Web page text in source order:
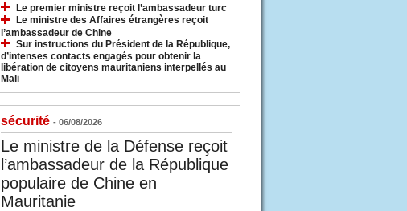
Le premier ministre reçoit l’ambassadeur turc
Le ministre des Affaires étrangères reçoit
l’ambassadeur de Chine
Sur instructions du Président de la République,
d’intenses contacts engagés pour obtenir la
libération de citoyens mauritaniens interpellés au
Mali
sécurité - 06/08/2026
Le ministre de la Défense reçoit
l’ambassadeur de la République
populaire de Chine en
Mauritanie